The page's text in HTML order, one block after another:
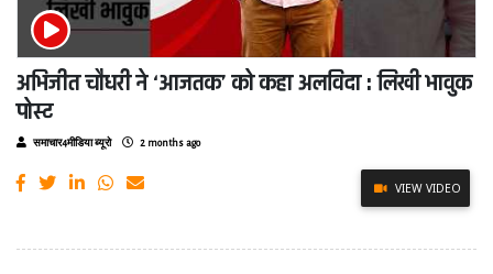
अभिजीत चौधरी ने ‘आजतक’ को कहा अलविदा : लिखी भावुक
पोस्ट
समाचार4मीडिया ब्यूरो 2 months ago
VIEW VIDEO